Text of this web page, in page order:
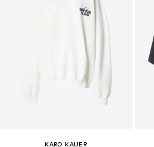
KARO KAUER